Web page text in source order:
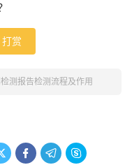
打赏
测报告检测流程及作用
  